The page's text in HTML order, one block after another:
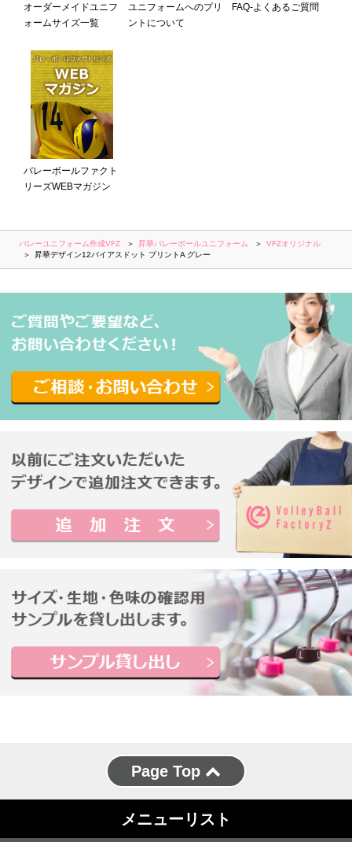
オーダーメイドユニフ
ォームサイズ一覧
ユニフォームへのプリ
ントについて
FAQ-よくあるご質問
バレーボールファクト
リーズWEBマガジン
バレーユニフォーム作成VFZ 昇華バレーボールユニフォーム
VFZオリジナル
昇華デザイン12バイアスドット プリントA グレー
Page Top
メニューリスト